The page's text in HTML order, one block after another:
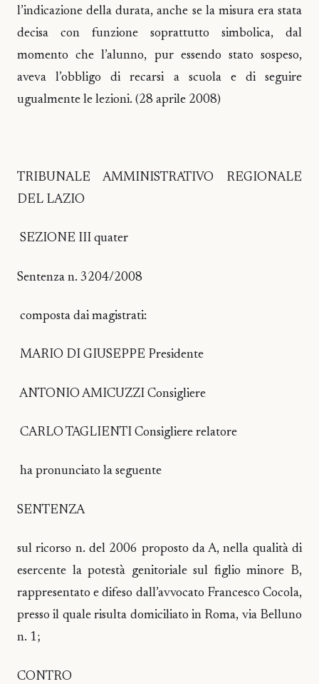
l’indicazione della durata, anche se la misura era stata
decisa con funzione soprattutto simbolica, dal
momento che l’alunno, pur essendo stato sospeso,
aveva l’obbligo di recarsi a scuola e di seguire
ugualmente le lezioni. (28 aprile 2008)
TRIBUNALE AMMINISTRATIVO REGIONALE
DEL LAZIO
SEZIONE III quater
Sentenza n. 3204/2008
composta dai magistrati:
MARIO DI GIUSEPPE Presidente
ANTONIO AMICUZZI Consigliere
CARLO TAGLIENTI Consigliere relatore
ha pronunciato la seguente
SENTENZA
sul ricorso n. del 2006 proposto da A, nella qualità di
esercente la potestà genitoriale sul figlio minore B,
rappresentato e difeso dall’avvocato Francesco Cocola,
presso il quale risulta domiciliato in Roma, via Belluno
n. 1;
CONTRO